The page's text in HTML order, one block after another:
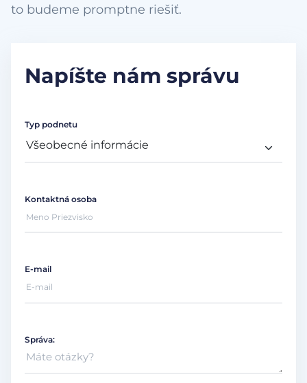
to budeme promptne riešiť.
Napíšte nám správu
Typ podnetu
Kontaktná osoba
E-mail
Správa: